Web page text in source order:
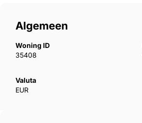
Algemeen
Woning ID
35408
Valuta
EUR